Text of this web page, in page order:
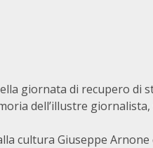
giornata di recupero di
dell’illustre
cultura Giuseppe